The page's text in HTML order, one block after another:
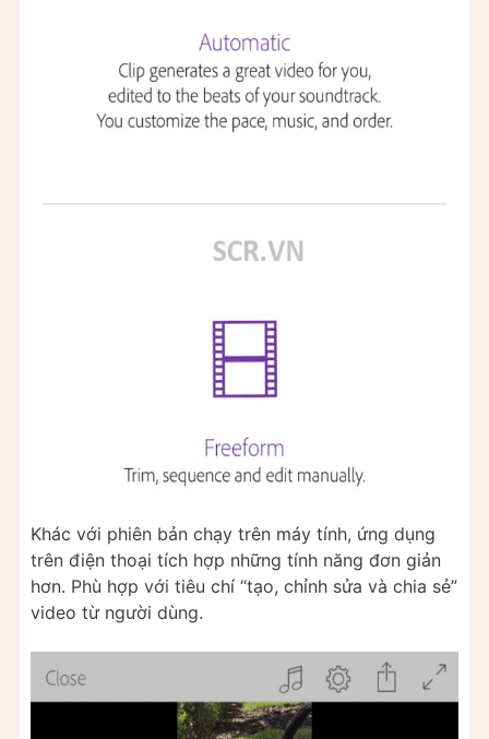
Khác với phiên bản chạy trên máy tính, ứng dụng
trên điện thoại tích hợp những tính năng đơn giản
hơn. Phù hợp với tiêu chí “tạo, chỉnh sửa và chia sẻ”
video từ người dùng.